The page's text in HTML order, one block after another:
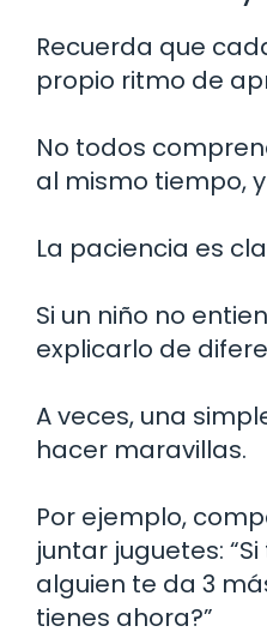
Recuerda que
propio ritmo de
No todos
al mismo tiempo,
La paciencia es
Si un niño no
explicarlo de
A veces, una
hacer maravillas.
Por ejemplo,
juntar juguetes:
alguien te da 3
tienes ahora?”